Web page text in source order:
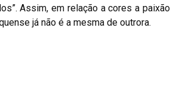
Assim, em relação a cores a paixão
já não é a mesma de outrora.